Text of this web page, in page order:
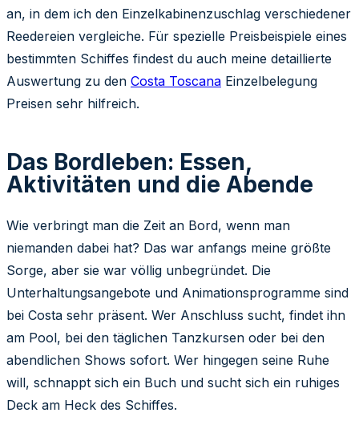
an, in dem ich den Einzelkabinenzuschlag verschiedener
Reedereien vergleiche. Für spezielle Preisbeispiele eines
bestimmten Schiffes findest du auch meine detaillierte
Auswertung zu den Costa Toscana Einzelbelegung
Preisen sehr hilfreich.
Das Bordleben: Essen,
Aktivitäten und die Abende
Wie verbringt man die Zeit an Bord, wenn man
niemanden dabei hat? Das war anfangs meine größte
Sorge, aber sie war völlig unbegründet. Die
Unterhaltungsangebote und Animationsprogramme sind
bei Costa sehr präsent. Wer Anschluss sucht, findet ihn
am Pool, bei den täglichen Tanzkursen oder bei den
abendlichen Shows sofort. Wer hingegen seine Ruhe
will, schnappt sich ein Buch und sucht sich ein ruhiges
Deck am Heck des Schiffes.